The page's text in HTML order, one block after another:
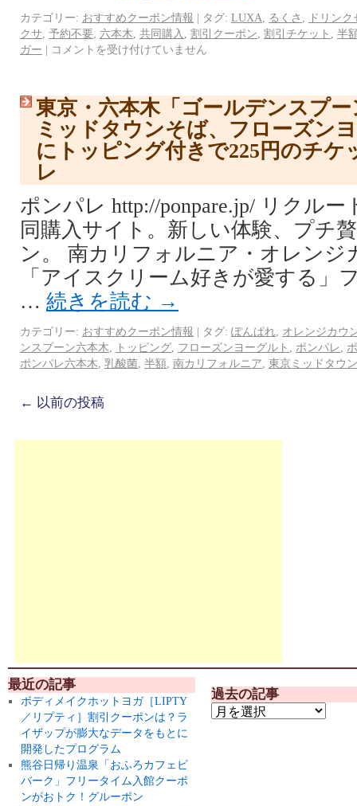
カテゴリー: おすすめクーポン情報 | タグ: LUXA るくさ
ドリン
クサ 予約不要 六本木 共同購入 割引クーポン 割引チケット
半
ガー | コメントを受け付けていません
東京・六本木「ゴールデンスプ
ミッドタウンそば、フローズン
にトッピング付きで225円のチケ
レ
ポンパレ http://ponpare.jp/ リクル
同購入サイト。新しい体験、プチ
ン。 南カリフォルニア・オレンジ
「アイスクリーム好きが愛する」
… 続きを読む →
カテゴリー: おすすめクーポン情報 | タグ: ぽんぱれ オレンジカウ
ンスプーン六本木
トッピング フローズンヨーグルト ポンパレ
ポンパレ六本木 乳酸菌 半額 南カリフォルニア 東京ミッドタウン
← 以前の投稿
最近の記事
ボディメイクホットヨガ［LIPTY
／リプティ］割引クーポンは？ラ
イザップが膨大なデータをもとに
開発したプログラム
熊谷日帰り温泉「おふろカフェビ
バーク」フリータイム入館クーポ
ンがおトク！グルーポン
過去の記事